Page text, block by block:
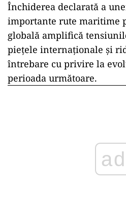
Închiderea declarată a
importante rute maritime
globală amplifică
piețele internaționale și
întrebare cu privire la
perioada următoare.
ad